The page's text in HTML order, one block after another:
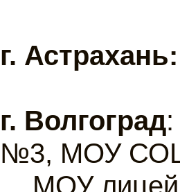
г. Астрахань:
г. Волгоград
№3, МОУ